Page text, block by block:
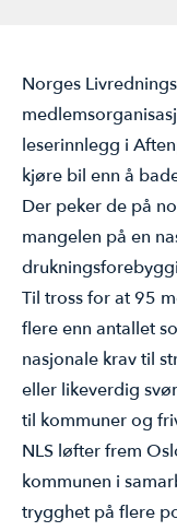
Norges
leserinnlegg i
kjøre bil enn å
Der peker de på
mangelen på en
Til tross for at 95
flere enn antallet
nasjonale krav til
eller likeverdig
til kommuner og
NLS løfter frem
kommunen i
trygghet på flere